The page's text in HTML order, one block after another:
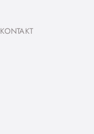
KONTAKT